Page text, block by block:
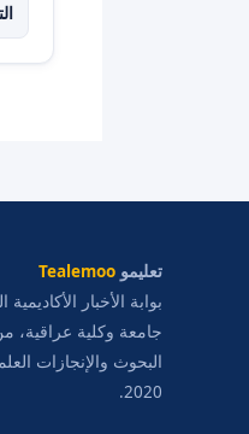
تعليمو Tealemoo
جامعة وكلية عراقية،
البحوث والإنجازات
2020.